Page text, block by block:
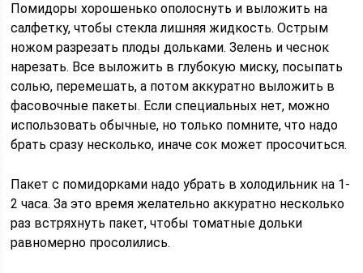
Помидоры хорошенько ополоснуть и выложить на
салфетку, чтобы стекла лишняя жидкость. Острым
ножом разрезать плоды дольками. Зелень и чеснок
нарезать. Все выложить в глубокую миску, посыпать
солью, перемешать, а потом аккуратно выложить в
фасовочные пакеты. Если специальных нет, можно
использовать обычные, но только помните, что надо
брать сразу несколько, иначе сок может просочиться.
Пакет с помидорками надо убрать в холодильник на 1-
2 часа. За это время желательно аккуратно несколько
раз встряхнуть пакет, чтобы томатные дольки
равномерно просолились.